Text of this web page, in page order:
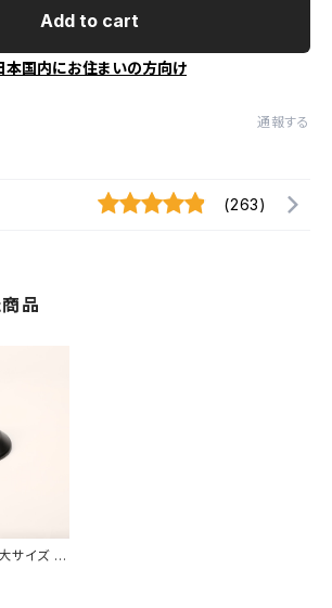
Add to cart
本国内にお住まいの方向け
通報する
(263)
品
サイズ 黒